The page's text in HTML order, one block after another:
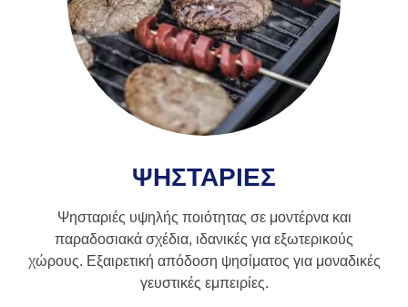
ΨΗΣΤΑΡΙΕΣ
Ψησταριές υψηλής ποιότητας σε μοντέρνα και
παραδοσιακά σχέδια, ιδανικές για εξωτερικούς
χώρους. Εξαιρετική απόδοση ψησίματος για μοναδικές
γευστικές εμπειρίες.